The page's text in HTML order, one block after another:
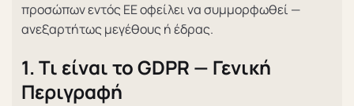
προσώπων εντός ΕΕ οφείλει να συμμορφωθεί —
ανεξαρτήτως μεγέθους ή έδρας.
1. Τι είναι το GDPR — Γενική
Περιγραφή